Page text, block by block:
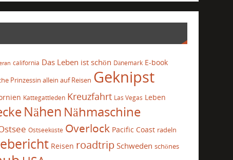
california Das Leben ist schön Dänemark E-book
Prinzessin allein auf Reisen Geknipst
Kattegattleden Kreuzfahrt Las Vegas Leben
Nähen Nähmaschine
Ostseeküste Overlock Pacific Coast radeln
Reisen roadtrip Schweden schönes